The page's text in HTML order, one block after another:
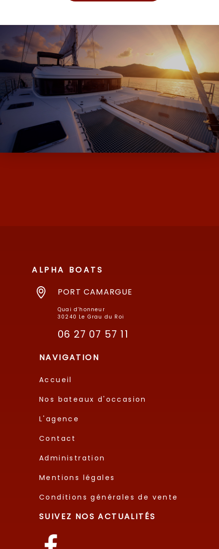
ALPHA BOATS, L’EXPERT DES BATEAUX
D’OCCASION ET NEUF AVEC SES MARQUES
DE MOODY ET MILLIKAN…
ALPHA BOATS
PORT CAMARGUE
Quai d’honneur
30240 Le Grau du Roi
06 27 07 57 11
NAVIGATION
Accueil
Nos bateaux d'occasion
L'agence
Contact
Administration
Mentions légales
Conditions générales de vente
SUIVEZ NOS ACTUALITÉS